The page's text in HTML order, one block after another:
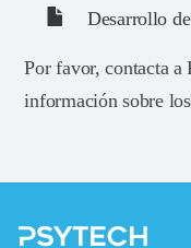
Desarrollo
Por favor, contacta a
información sobre